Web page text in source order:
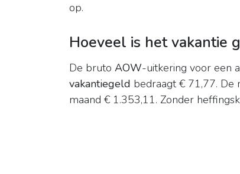
op.
Hoeveel is het vakantie
De bruto AOW-uitkering voor een
vakantiegeld bedraagt € 71,77. De
maand € 1.353,11. Zonder